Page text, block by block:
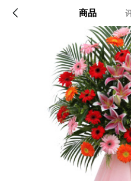
商品 配
店
该地区暂